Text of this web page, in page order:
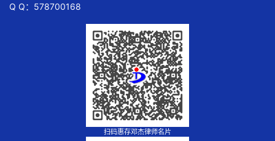
Q Q：578700168
扫码惠存邓杰律师名片